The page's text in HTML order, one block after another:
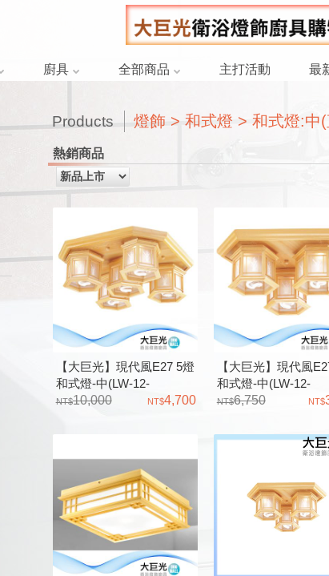
廚具 全部商品 主打活動 最
Products 燈飾 > 和式燈 > 和式燈:中
熱銷商品
【大巨光】現代風E27 5燈
和式燈-中(LW-12-
2971)D3297C2821 小夜燈
10,000 4,700
【大巨光】現代風
和式燈-中(LW-12-
2972)D3298C2822
6,750